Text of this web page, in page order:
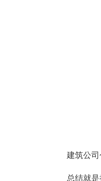
建筑公
总结就